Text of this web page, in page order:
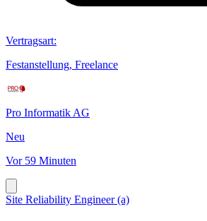
Vertragsart:
Festanstellung, Freelance
Pro Informatik AG
Neu
Vor 59 Minuten
Site Reliability Engineer (a)